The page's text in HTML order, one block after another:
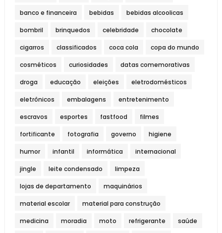
banco e financeira bebidas bebidas alcoolicas
bombril brinquedos celebridade chocolate
cigarros classificados coca cola copa do mundo
cosméticos curiosidades datas comemorativas
droga educação eleições eletrodomésticos
eletrônicos embalagens entretenimento
escravos esportes fastfood filmes
fortificante fotografia governo higiene
humor infantil informática internacional
jingle leite condensado limpeza
lojas de departamento maquinários
material escolar material para construção
medicina moradia moto refrigerante saúde